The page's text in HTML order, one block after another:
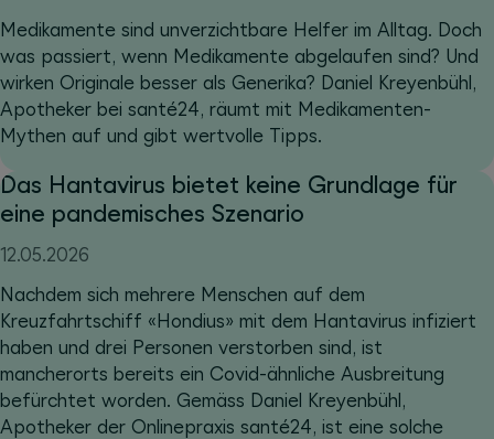
Medikamente sind unverzichtbare Helfer im Alltag. Doch
was passiert, wenn Medikamente abgelaufen sind? Und
wirken Originale besser als Generika? Daniel Kreyenbühl,
Apotheker bei santé24, räumt mit Medikamenten-
Mythen auf und gibt wertvolle Tipps.
Das Hantavirus bietet keine Grundlage für
eine pandemisches Szenario
12.05.2026
Nachdem sich mehrere Menschen auf dem
Kreuzfahrtschiff «Hondius» mit dem Hantavirus infiziert
haben und drei Personen verstorben sind, ist
mancherorts bereits ein Covid-ähnliche Ausbreitung
befürchtet worden. Gemäss Daniel Kreyenbühl,
Apotheker der Onlinepraxis santé24, ist eine solche